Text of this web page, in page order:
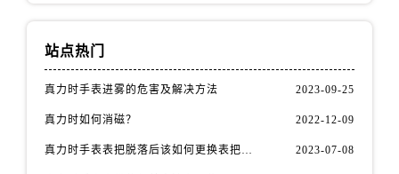
福建省南平市建阳区人民西路真力时售后服务中心（需提前预约）
江苏省常州市新北区龙锦路1590号现代传媒中心5号楼10层1008室真力时售后服务中心（需提前预约）
站点热门
真力时手表进雾的危害及解决方法 2023-09-25
真力时如何消磁？ 2022-12-09
真力时手表表把脱落后该如何更换表把（表把脱落原因） 2023-07-08